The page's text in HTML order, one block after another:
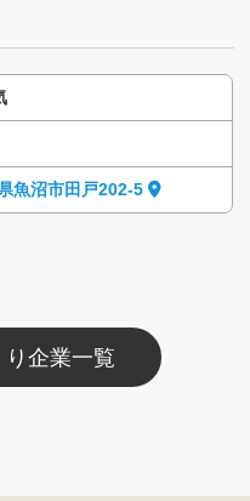
魚沼市田戸202-5
企業一覧